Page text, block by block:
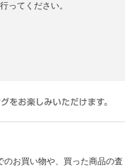
ってください。
のお買い物や、買った商品の査